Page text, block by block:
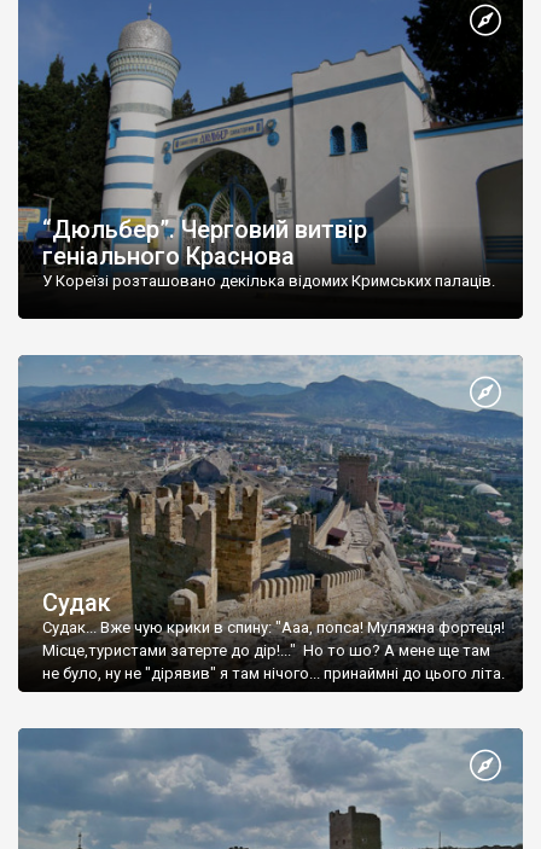
“Дюльбер”. Черговий витвір
геніального Краснова
У Кореїзі розташовано декілька відомих Кримських палаців.
Судак
Судак... Вже чую крики в спину: "Ааа, попса! Муляжна фортеця!
Місце,туристами затерте до дір!..." Но то шо? А мене ще там
не було, ну не "дірявив" я там нічого... принаймні до цього літа.